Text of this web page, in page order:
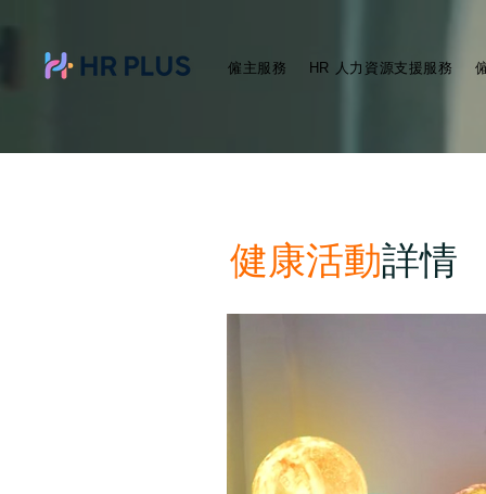
僱主服務 HR 人力資源支援服務
健康活動詳情